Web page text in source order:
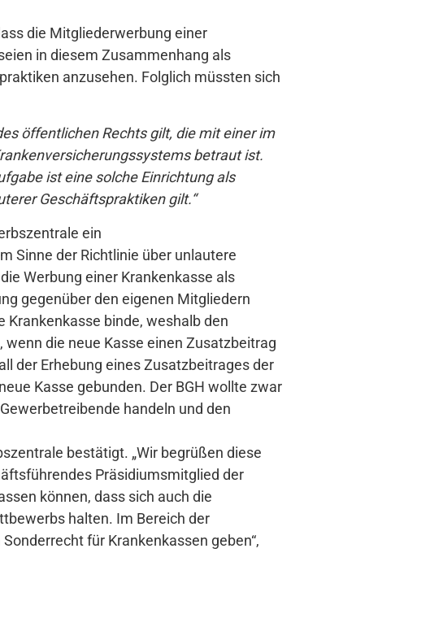
die Mitgliederwerbung einer
in diesem Zusammenhang als
anzusehen. Folglich müssten sich
öffentlichen Rechts gilt, die mit einer im
betraut ist.
ist eine solche Einrichtung als
Geschäftspraktiken gilt.“
ein
Sinne der Richtlinie über unlautere
Werbung einer Krankenkasse als
gegenüber den eigenen Mitgliedern
binde, weshalb den
die neue Kasse einen Zusatzbeitrag
der Erhebung eines Zusatzbeitrages der
Kasse gebunden. Der BGH wollte zwar
handeln und den
bestätigt. „Wir begrüßen diese
Präsidiumsmitglied der
können, dass sich auch die
halten. Im Bereich der
für Krankenkassen geben“,